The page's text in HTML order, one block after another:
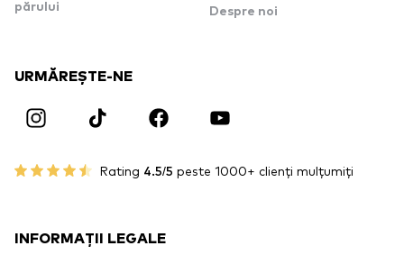
părului
Despre noi
URMĂREȘTE-NE
Rating 4.5/5 peste 1000+ clienți mulțumiți
INFORMAȚII LEGALE